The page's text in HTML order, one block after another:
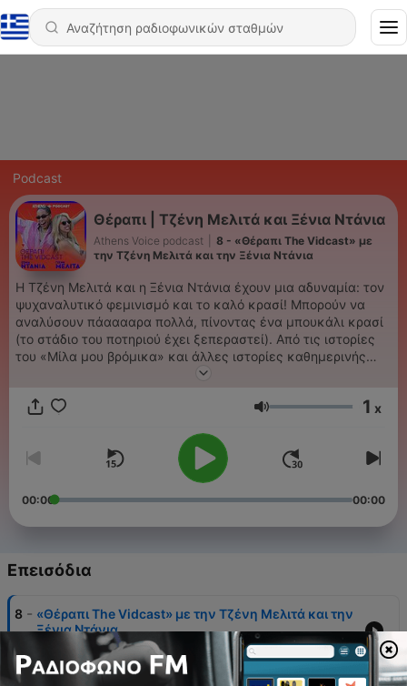
Podcast
Θέραπι | Τζένη Μελιτά και Ξένια Ντάνια
Athens Voice podcast
8 - «Θέραπι The Vidcast» με
την Τζένη Μελιτά και την Ξένια Ντάνια
H Τζένη Μελιτά και η Ξένια Ντάνια έχουν μια αδυναμία: τον
ψυχαναλυτικό φεμινισμό και το καλό κρασί! Μπορούν να
αναλύσουν πάααααρα πολλά, πίνοντας ένα μπουκάλι κρασί
(το στάδιο του ποτηριού έχει ξεπεραστεί). Από τις ιστορίες
του «Μίλα μου βρόμικα» και άλλες ιστορίες καθημερινής
τρέλας, ερωτικής απογοήτευσης, συστημικού σεξισμού
shopping. Φεμινισμός και οινοποσία λοιπόν, άλλο που δεν
προβλήματα μέσα από τα vidcasts της ΑΤΗΕΝS VOICE.
Ένταση 1 x
00:00 00:00
Επεισόδια
8 - «Θέραπι The Vidcast» με την Τζένη Μελιτά και την
Ξένια Ντάνια
24 Ιούλ 2024